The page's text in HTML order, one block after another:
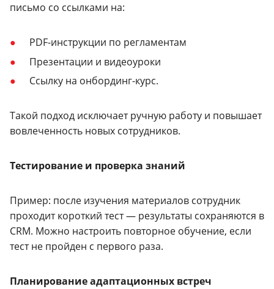
письмо со ссылками на:
PDF-инструкции по регламентам
Презентации и видеоуроки
Ссылку на онбординг-курс.
Такой подход исключает ручную работу и повышает
вовлеченность новых сотрудников.
Тестирование и проверка знаний
Пример: после изучения материалов сотрудник
проходит короткий тест — результаты сохраняются в
CRM. Можно настроить повторное обучение, если
тест не пройден с первого раза.
Планирование адаптационных встреч